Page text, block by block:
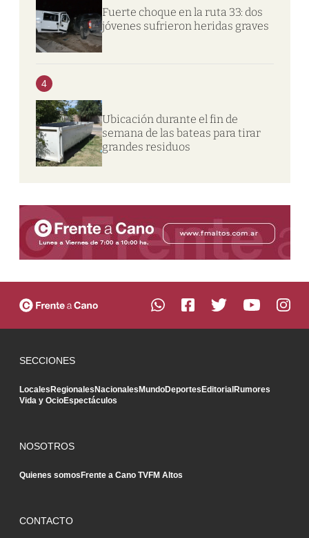
Fuerte choque en la ruta 33: dos
jóvenes sufrieron heridas graves
4
Ubicación durante el fin de
semana de las bateas para tirar
grandes residuos
SECCIONES
LocalesRegionalesNacionalesMundoDeportesEditorialRumores
Vida y OcioEspectáculos
NOSOTROS
Quienes somosFrente a Cano TVFM Altos
CONTACTO